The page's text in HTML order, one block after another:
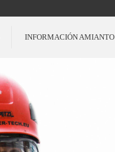
INFORMACIÓN AMIANTO